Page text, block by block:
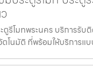
รีโมทพระนคร บริการรับ
ตโนมัติ ที่พร้อมให้บริการแ